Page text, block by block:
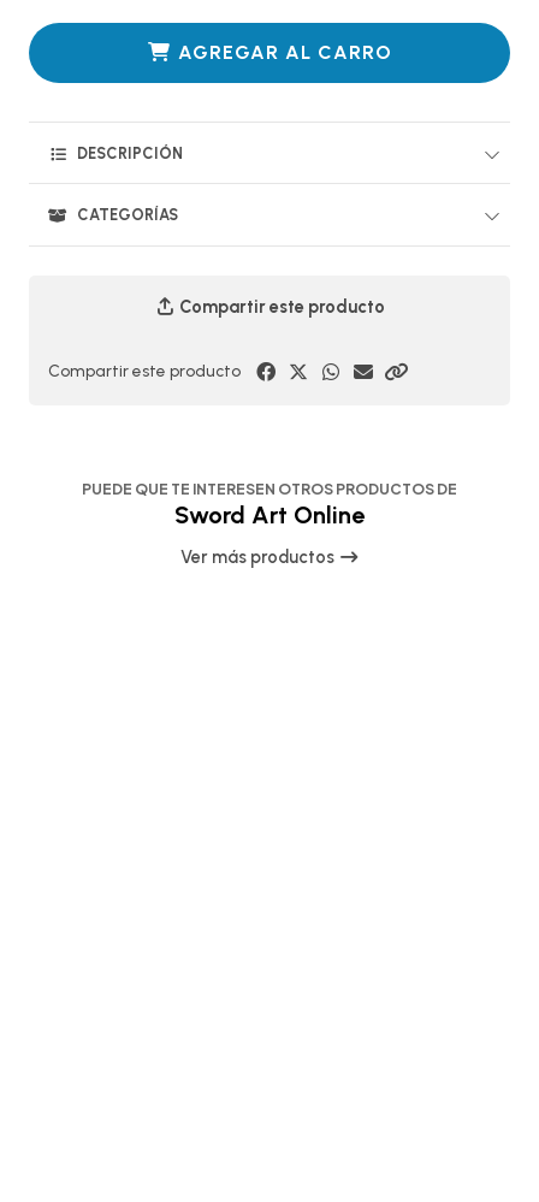
AGREGAR AL CARRO
DESCRIPCIÓN
CATEGORÍAS
Compartir este producto
Compartir este producto
PUEDE QUE TE INTERESEN OTROS PRODUCTOS DE
Sword Art Online
Ver más productos